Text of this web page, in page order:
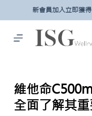
主
新會員加入立即獲
維他命
全面了解其